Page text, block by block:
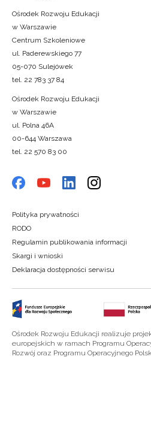
Ośrodek Rozwoju Edukacji
w Warszawie
Centrum Szkoleniowe
ul. Paderewskiego 77
05-070 Sulejówek
tel. 22 783 37 84
Ośrodek Rozwoju Edukacji
w Warszawie
ul. Polna 46A
00-644 Warszawa
tel. 22 570 83 00
Polityka prywatności
RODO
Regulamin publikowania informacji
Skargi i wnioski
Deklaracja dostępności serwisu
Ośrodek Rozwoju Edukacji realizuje
europejskich w ramach Programu
Rozwój oraz Programu Operacyjnego